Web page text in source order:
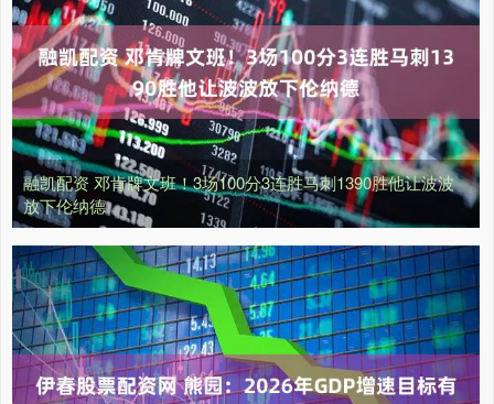
融凯配资 邓肯牌文班！3场100分3连胜马刺1390胜他让波波
放下伦纳德